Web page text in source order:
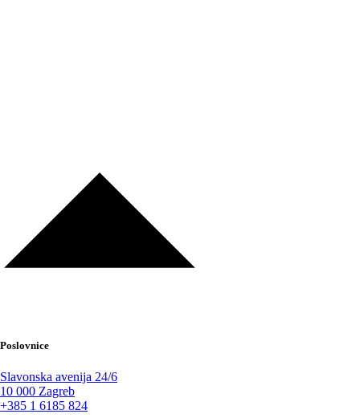
Poslovnice
Slavonska avenija 24/6
10 000 Zagreb
+385 1 6185 824